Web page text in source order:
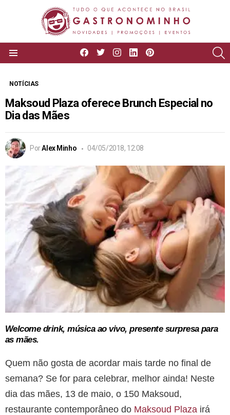
facebooktwitterinstagram
linkedin
NOTÍCIAS
Maksoud Plaza oferece Brunch Especial no
Dia das Mães
PorAlex Minho 04/05/2018, 12:08
Welcome drink, música ao vivo, presente surpresa para
as mães.
Quem não gosta de acordar mais tarde no final de
semana? Se for para celebrar, melhor ainda! Neste
dia das mães, 13 de maio, o 150 Maksoud,
restaurante contemporâneo do Maksoud Plaza irá